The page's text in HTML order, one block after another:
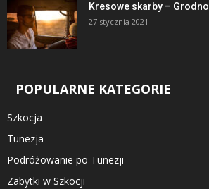
Kresowe skarby – Grodno
27 stycznia 2021
POPULARNE KATEGORIE
Szkocja
Tunezja
Podróżowanie po Tunezji
Zabytki w Szkocji